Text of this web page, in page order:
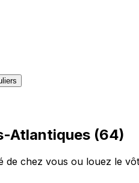
Atlantiques (64)
de chez vous ou louez le